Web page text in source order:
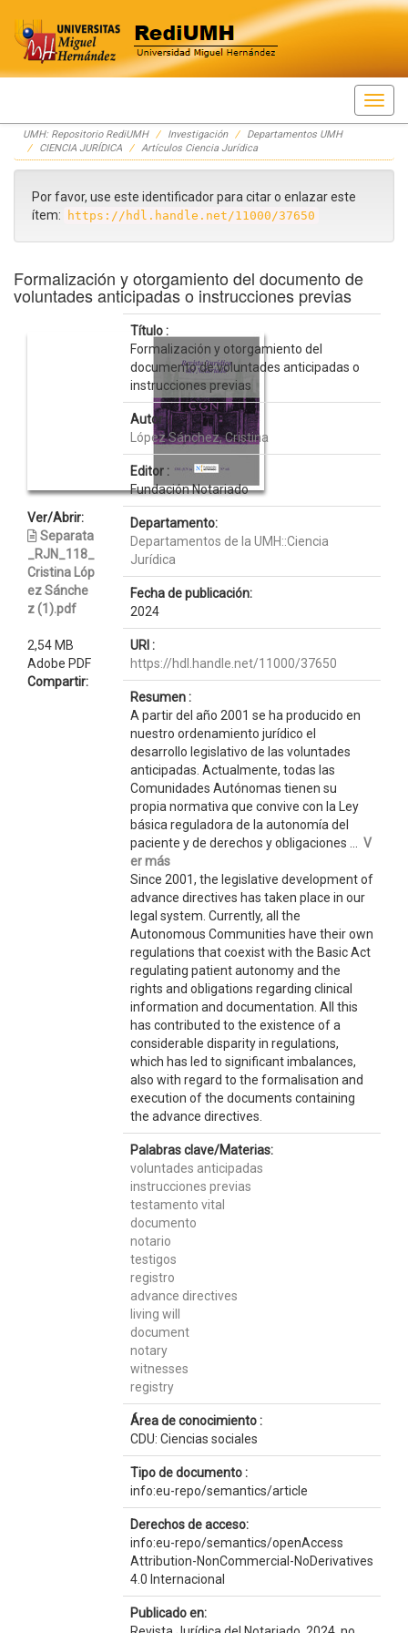
Skip
navigation
UMH: Repositorio RediUMH Investigación
Departamentos UMH
CIENCIA JURÍDICA
Artículos Ciencia Jurídica
Por favor, use este identificador para citar o enlazar este
ítem:
https://hdl.handle.net/11000/37650
Formalización y otorgamiento del documento de
voluntades anticipadas o instrucciones previas
Ver/Abrir:
Separata
_RJN_118_
Cristina Lóp
ez Sánche
z (1).pdf
2,54 MB
Adobe PDF
Compartir:
Título :
Formalización y otorgamiento del
documento de voluntades anticipadas o
instrucciones previas
Autor :
López Sánchez, Cristina
Editor :
Fundación Notariado
Departamento:
Departamentos de la UMH::Ciencia
Jurídica
Fecha de publicación:
2024
URI :
https://hdl.handle.net/11000/37650
Resumen :
A partir del año 2001 se ha producido en
nuestro ordenamiento jurídico el
desarrollo legislativo de las voluntades
anticipadas. Actualmente, todas las
Comunidades Autónomas tienen su
propia normativa que convive con la Ley
básica reguladora de la autonomía del
paciente y de derechos y obligaciones ... V
er más
Since 2001, the legislative development of
advance directives has taken place in our
legal system. Currently, all the
Autonomous Communities have their own
regulations that coexist with the Basic Act
regulating patient autonomy and the
rights and obligations regarding clinical
information and documentation. All this
has contributed to the existence of a
considerable disparity in regulations,
which has led to significant imbalances,
also with regard to the formalisation and
execution of the documents containing
the advance directives.
Palabras clave/Materias:
voluntades anticipadas
instrucciones previas
testamento vital
documento
notario
testigos
registro
advance directives
living will
document
notary
witnesses
registry
Área de conocimiento :
CDU: Ciencias sociales
Tipo de documento :
info:eu-repo/semantics/article
Derechos de acceso:
info:eu-repo/semantics/openAccess
Attribution-NonCommercial-NoDerivatives
4.0 Internacional
Publicado en: